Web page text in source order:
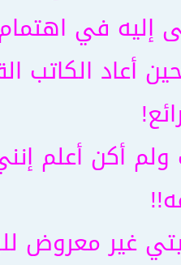
إليه في
أعاد الكاتب
ولم أكن أعلم
غير معروض